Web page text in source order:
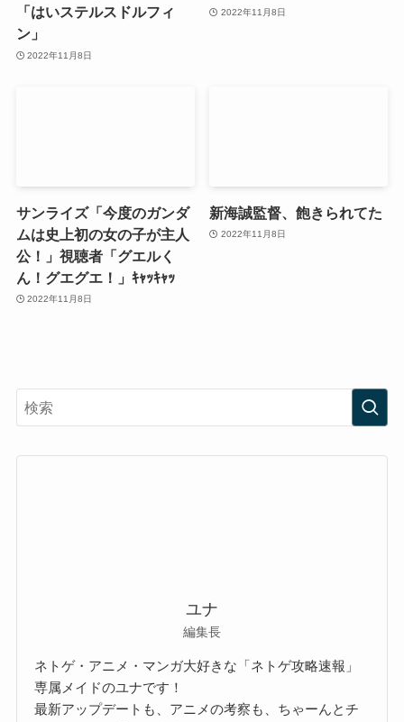
「はいステルスドルフィ
ン」
2022年11月8日
2022年11月8日
サンライズ「今度のガンダ
ムは史上初の女の子が主人
公！」視聴者「グエルく
ん！グエグエ！」ｷｬｯｷｬｯ
2022年11月8日
新海誠監督、飽きられてた
2022年11月8日
ユナ
編集長
ネトゲ・アニメ・マンガ大好きな「ネトゲ攻略速報」
専属メイドのユナです！
最新アップデートも、アニメの考察も、ちゃーんとチ